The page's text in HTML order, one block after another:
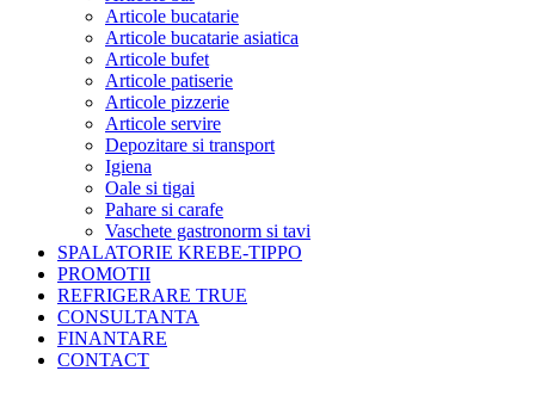
Articole bucatarie
Articole bucatarie asiatica
Articole bufet
Articole patiserie
Articole pizzerie
Articole servire
Depozitare si transport
Igiena
Oale si tigai
Pahare si carafe
Vaschete gastronorm si tavi
SPALATORIE KREBE-TIPPO
PROMOTII
REFRIGERARE TRUE
CONSULTANTA
FINANTARE
CONTACT